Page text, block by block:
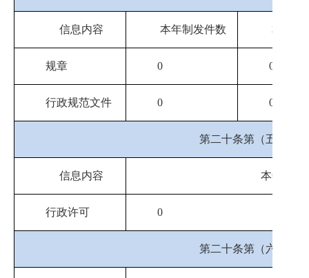
信息内容 本年制发件数 本年废
规章 0 0
行政规范文件 0 0
第二十条第（五）项
信息内容 本年处理
行政许可 0
第二十条第（六）项